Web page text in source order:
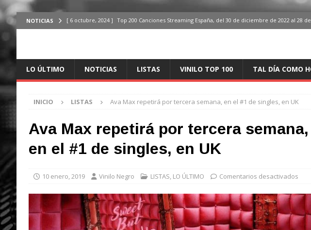
NOTICIAS [ 6 octubre, 2024 ] Top 200 Canciones Streaming España, del 30 de diciembre de 2022 al 28
ÚLTIMO
ÚLTIMO
LO ÚLTIMO NOTICIAS LISTAS VINILO TOP 100 TAL DÍA COMO
INICIO LISTAS Ava Max repetirá por tercera semana, en el #1 de singles, en UK
Ava Max repetirá por tercera semana,
en el #1 de singles, en UK
10 enero, 2019 Vinilo Negro LISTAS, LO ÚLTIMO Comentarios desactivados